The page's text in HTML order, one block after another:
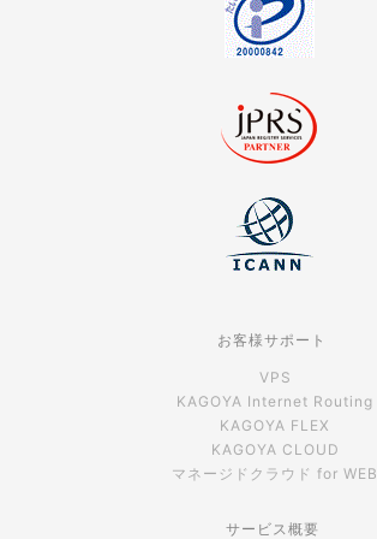
お客様サポート
VPS
KAGOYA Internet Routing
KAGOYA FLEX
KAGOYA CLOUD
マネージドクラウド for WEB
サービス概要